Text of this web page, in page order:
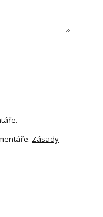
Zásady